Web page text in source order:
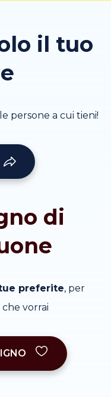
il tuo
persone a cui tieni!
di
preferite, per
vorrai